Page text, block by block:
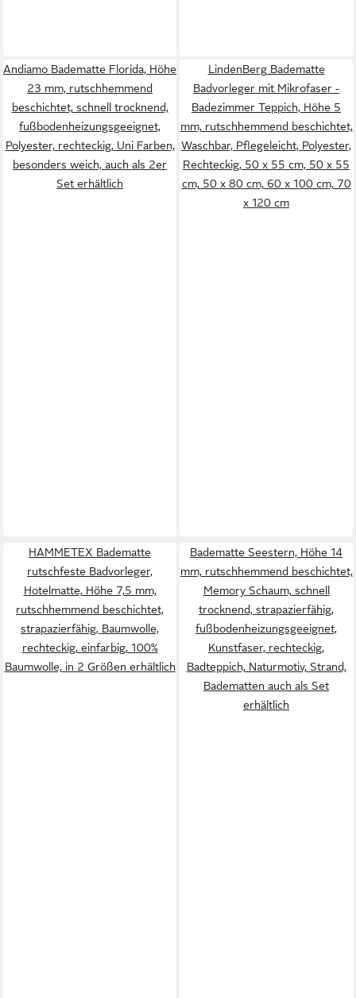
Andiamo Badematte Florida, Höhe
23 mm, rutschhemmend
beschichtet, schnell trocknend,
fußbodenheizungsgeeignet,
Polyester, rechteckig, Uni Farben,
besonders weich, auch als 2er
Set erhältlich
LindenBerg Badematte
Badvorleger mit Mikrofaser -
Badezimmer Teppich, Höhe 5
mm, rutschhemmend beschichtet,
Waschbar, Pflegeleicht, Polyester,
Rechteckig, 50 x 55 cm, 50 x 55
cm, 50 x 80 cm, 60 x 100 cm, 70
x 120 cm
HAMMETEX Badematte
rutschfeste Badvorleger,
Hotelmatte, Höhe 7,5 mm,
rutschhemmend beschichtet,
strapazierfähig, Baumwolle,
rechteckig, einfarbig, 100%
Baumwolle, in 2 Größen erhältlich
Badematte Seestern, Höhe 14
mm, rutschhemmend beschichtet,
Memory Schaum, schnell
trocknend, strapazierfähig,
fußbodenheizungsgeeignet,
Kunstfaser, rechteckig,
Badteppich, Naturmotiv, Strand,
Badematten auch als Set
erhältlich